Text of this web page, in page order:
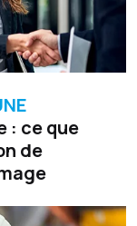
: ce que
de